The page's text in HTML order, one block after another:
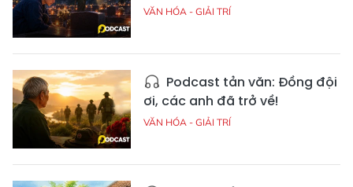
VĂN HÓA - GIẢI TRÍ
Podcast tản văn: Đồng đội
ơi, các anh đã trở về!
VĂN HÓA - GIẢI TRÍ